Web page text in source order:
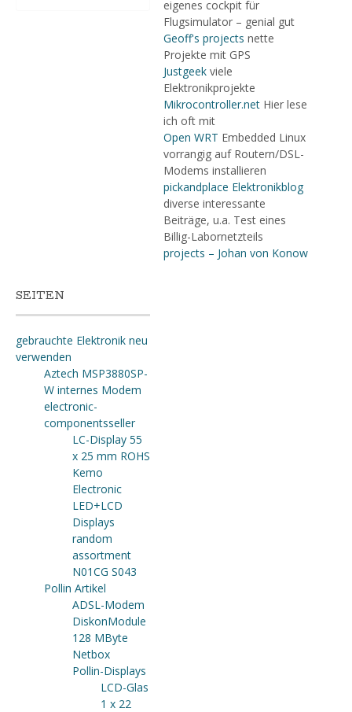
eigenes cockpit für
Flugsimulator – genial gut
Geoff's projects nette
Projekte mit GPS
Justgeekviele
Elektronikprojekte
Mikrocontroller.netHier lese
ich oft mit
Open WRT Embedded Linux
vorrangig auf Routern/DSL-
Modems installieren
pickandplace Elektronikblog
diverse interessante
Beiträge, u.a. Test eines
Billig-Labornetzteils
projects – Johan von Konow
SEITEN
gebrauchte Elektronik neu
verwenden
Aztech MSP3880SP-
W internes Modem
electronic-
componentsseller
LC-Display 55
x 25 mm ROHS
Kemo
Electronic
LED+LCD
Displays
random
assortment
N01CG S043
Pollin Artikel
ADSL-Modem
DiskonModule
128 MByte
Netbox
Pollin-Displays
LCD-Glas
1 x 22